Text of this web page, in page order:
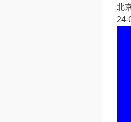
北
24-